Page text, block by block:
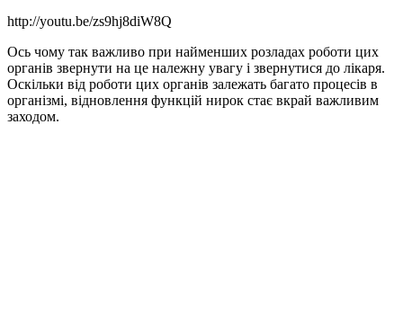
http://youtu.be/zs9hj8diW8Q
Ось чому так важливо при найменших розладах роботи цих
органів звернути на це належну увагу і звернутися до лікаря.
Оскільки від роботи цих органів залежать багато процесів в
організмі, відновлення функцій нирок стає вкрай важливим
заходом.